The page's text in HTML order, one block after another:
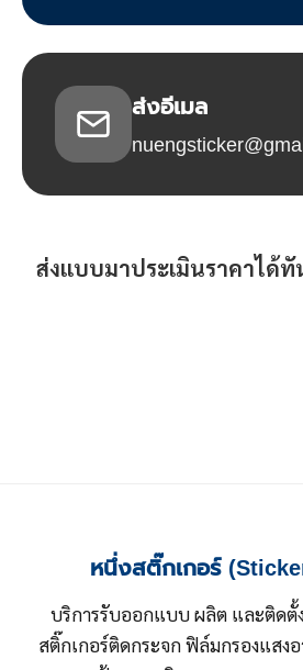
ส่งอีเมล
ส่งแบบมาประเมินราคาได้ทั
หนึ่งสติ๊กเกอร์
บริการรับออกแบบ ผลิต และติดตั้
สติ๊กเกอร์ติดกระจก ฟิล์มกรองแสง